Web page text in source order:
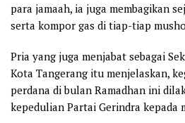
para jamaah, ia juga membagikan
serta kompor gas di tiap-tiap
Pria yang juga menjabat sebagai
Kota Tangerang itu menjelaskan,
perdana di bulan Ramadhan ini
kepedulian Partai Gerindra kepada